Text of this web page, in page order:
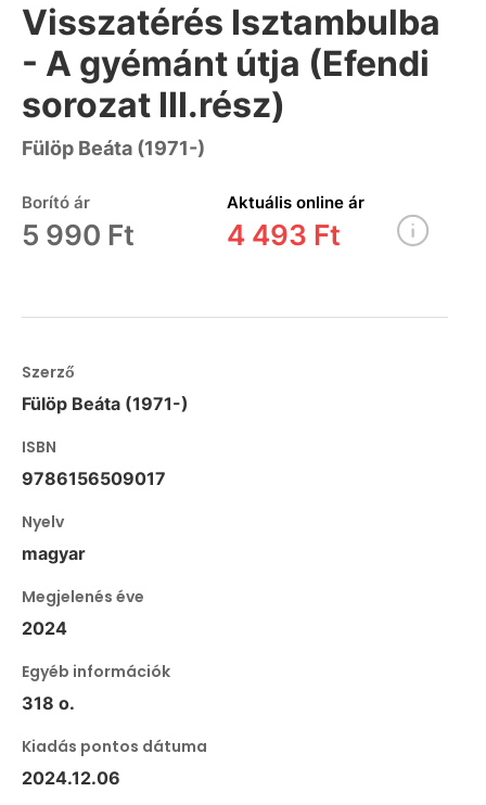
Visszatérés Isztambulba
- A gyémánt útja (Efendi
sorozat III.rész)
Fülöp Beáta (1971-)
Borító ár
5 990 Ft
Aktuális online ár
4 493 Ft
Szerző
Fülöp Beáta (1971-)
ISBN
9786156509017
Nyelv
magyar
Megjelenés éve
2024
Egyéb információk
318 o.
Kiadás pontos dátuma
2024.12.06